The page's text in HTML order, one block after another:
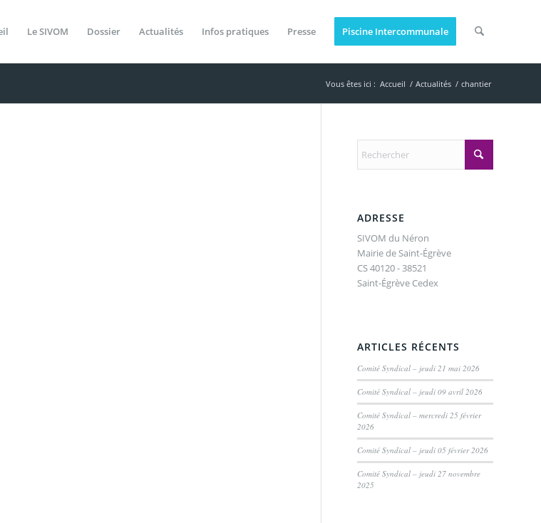
Le SIVOM Dossier Actualités Infos pratiques Presse Piscine Intercommunale
Vous êtes ici : Accueil / Actualités / chantier
ADRESSE
SIVOM du Néron
Mairie de Saint-Égrève
CS 40120 - 38521
Saint-Égrève Cedex
ARTICLES RÉCENTS
Comité Syndical – jeudi 21 mai 2026
Comité Syndical – jeudi 09 avril 2026
Comité Syndical – mercredi 25 février
2026
Comité Syndical – jeudi 05 février 2026
Comité Syndical – jeudi 27 novembre
2025